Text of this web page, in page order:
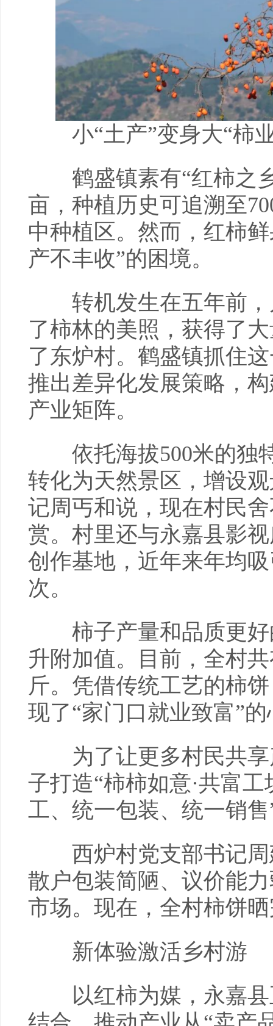
小“土产”变身大“柿
鹤盛镇素有“红柿之乡
亩，种植历史可追溯至
中种植区。然而，红柿
产不丰收”的困境。
转机发生在五年前，
了柿林的美照，获得了
了东炉村。鹤盛镇抓住
推出差异化发展策略，
产业矩阵。
依托海拔500米的独
转化为天然景区，增设
记周丐和说，现在村民
赏。村里还与永嘉县影
创作基地，近年来年均
次。
柿子产量和品质更好
升附加值。目前，全村
斤。凭借传统工艺的柿
现了“家门口就业致富”
为了让更多村民共享
子打造“柿柿如意·共富
工、统一包装、统一销
西炉村党支部书记周
散户包装简陋、议价能
市场。现在，全村柿饼
新体验激活乡村游
以红柿为媒，永嘉县